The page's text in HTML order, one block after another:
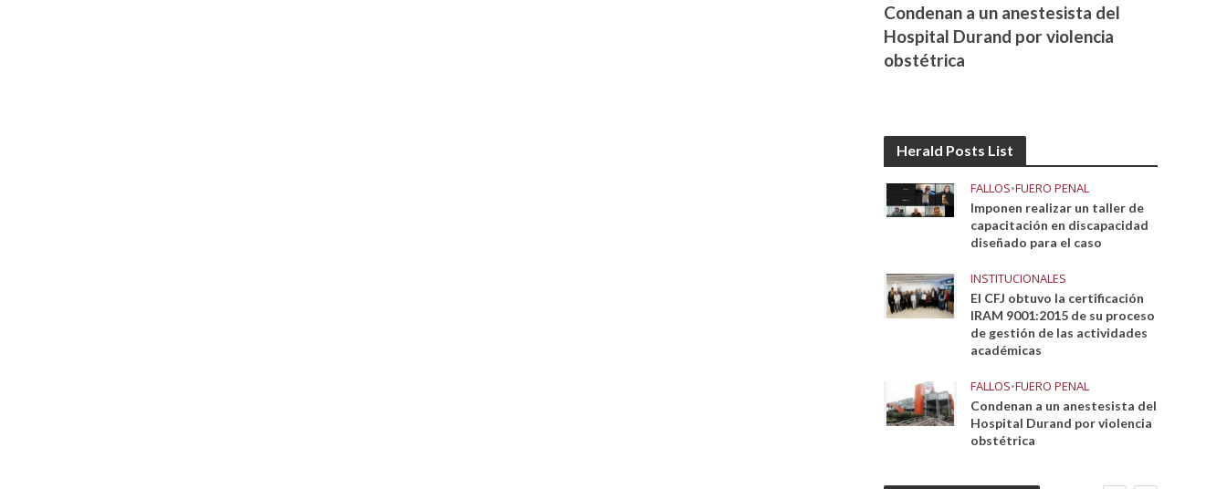
Condenan a un anestesista del
Hospital Durand por violencia
obstétrica
Herald Posts List
FALLOS•FUERO PENAL
Imponen realizar un taller de
capacitación en discapacidad
diseñado para el caso
INSTITUCIONALES
El CFJ obtuvo la certificación
IRAM 9001:2015 de su proceso
de gestión de las actividades
académicas
FALLOS•FUERO PENAL
Condenan a un anestesista del
Hospital Durand por violencia
obstétrica